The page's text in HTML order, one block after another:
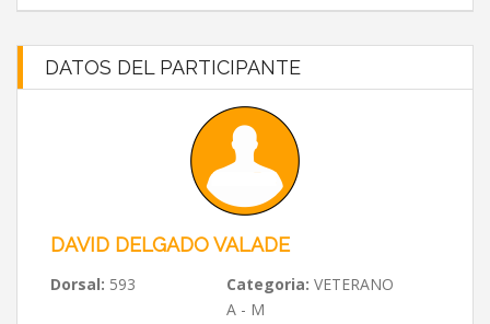
DATOS DEL PARTICIPANTE
DAVID DELGADO VALADE
Dorsal: 593 Categoria: VETERANO
A - M